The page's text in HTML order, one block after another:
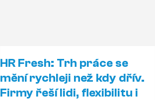
HR Fresh: Trh práce se
mění rychleji než kdy dřív.
Firmy řeší lidi, flexibilitu i